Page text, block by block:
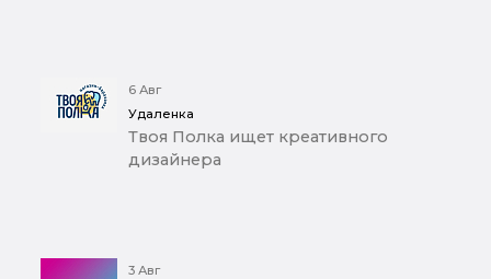
6 Авг
Удаленка
Твоя Полка ищет креативного
дизайнера
3 Авг